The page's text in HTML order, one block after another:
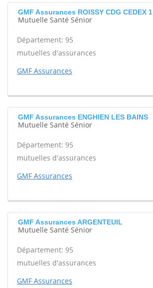
GMF Assurances ROISSY CDG CEDEX 1
Mutuelle Santé Sénior
Département: 95
mutuelles d'assurances
GMF Assurances
GMF Assurances ENGHIEN LES BAINS
Mutuelle Santé Sénior
Département: 95
mutuelles d'assurances
GMF Assurances
GMF Assurances ARGENTEUIL
Mutuelle Santé Sénior
Département: 95
mutuelles d'assurances
GMF Assurances